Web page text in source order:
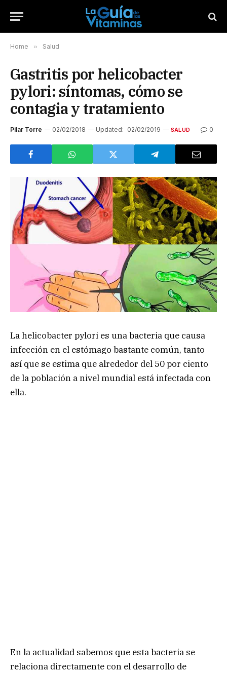
Home » Salud
Gastritis por helicobacter
pylori: síntomas, cómo se
contagia y tratamiento
Pilar Torre 02/02/2018 Updated: 02/02/2019 SALUD 0
La helicobacter pylori es una bacteria que causa
infección en el estómago bastante común, tanto
así que se estima que alrededor del 50 por ciento
de la población a nivel mundial está infectada con
ella.
En la actualidad sabemos que esta bacteria se
relaciona directamente con el desarrollo de